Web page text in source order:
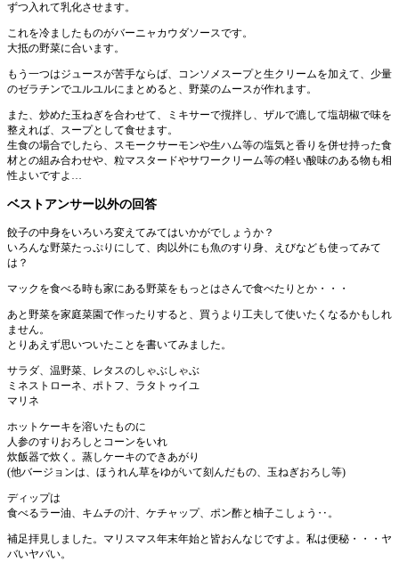
ずつ入れて乳化させます。
これを冷ましたものがバーニャカウダソースです。
大抵の野菜に合います。
もう一つはジュースが苦手ならば、コンソメスープと生クリームを加えて、少量
のゼラチンでユルユルにまとめると、野菜のムースが作れます。
また、炒めた玉ねぎを合わせて、ミキサーで撹拌し、ザルで漉して塩胡椒で味を
整えれば、スープとして食せます。
生食の場合でしたら、スモークサーモンや生ハム等の塩気と香りを併せ持った食
材との組み合わせや、粒マスタードやサワークリーム等の軽い酸味のある物も相
性よいですよ…
ベストアンサー以外の回答
餃子の中身をいろいろ変えてみてはいかがでしょうか？
いろんな野菜たっぷりにして、肉以外にも魚のすり身、えびなども使ってみて
は？
マックを食べる時も家にある野菜をもっとはさんで食べたりとか・・・
あと野菜を家庭菜園で作ったりすると、買うより工夫して使いたくなるかもしれ
ません。
とりあえず思いついたことを書いてみました。
サラダ、温野菜、レタスのしゃぶしゃぶ
ミネストローネ、ポトフ、ラタトゥイユ
マリネ
ホットケーキを溶いたものに
人参のすりおろしとコーンをいれ
炊飯器で炊く。蒸しケーキのできあがり
(他バージョンは、ほうれん草をゆがいて刻んだもの、玉ねぎおろし等)
ディップは
食べるラー油、キムチの汁、ケチャップ、ポン酢と柚子こしょう‥。
補足拝見しました。マリスマス年末年始と皆おんなじですよ。私は便秘・・・ヤ
バいヤバい。